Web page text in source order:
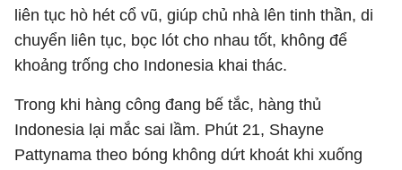
liên tục hò hét cổ vũ, giúp chủ nhà lên tinh thần, di
chuyển liên tục, bọc lót cho nhau tốt, không để
khoảng trống cho Indonesia khai thác.
Trong khi hàng công đang bế tắc, hàng thủ
Indonesia lại mắc sai lầm. Phút 21, Shayne
Pattynama theo bóng không dứt khoát khi xuống